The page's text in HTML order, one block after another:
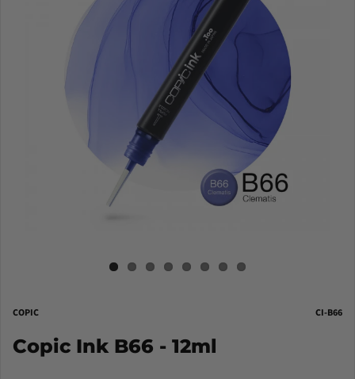
COPIC CI-B66
Copic Ink B66 - 12ml